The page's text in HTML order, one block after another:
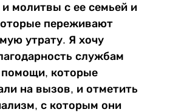
молитвы с ее семьей и
переживают
утрату. Я хочу
службам
помощи, которые
на вызов, и отметить
с которым они